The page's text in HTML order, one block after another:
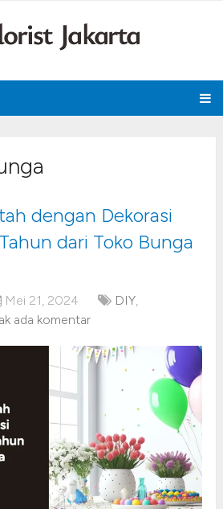
dengan Dekorasi
dari Toko Bunga
Mei 21, 2024 DIY,
ada komentar